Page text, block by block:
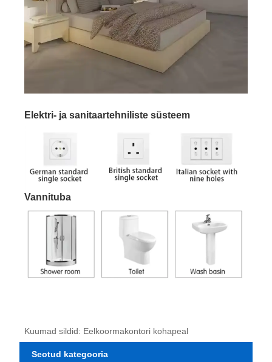
Elektri- ja sanitaartehniliste süsteem
Vannituba
Kuumad sildid: Eelkoormakontori kohapeal
Seotud kategooria